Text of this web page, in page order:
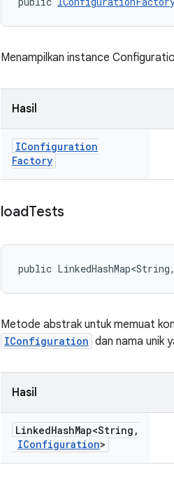
Menampilkan instance
Hasil
IConfiguration
Factory
loadTests
public LinkedHashMap<String,
Metode abstrak untuk memuat
IConfiguration dan nama unik
Hasil
LinkedHashMap<String ,
IConfiguration>